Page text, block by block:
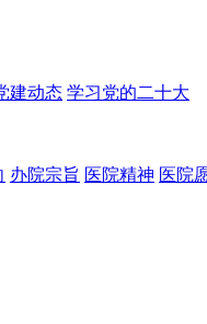
建动态 学习党的二十大
办院宗旨 医院精神 医院